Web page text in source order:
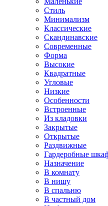
Стиль
Минимализм
Классические
Скандинавские
Современные
Форма
Высокие
Квадратные
Угловые
Низкие
Особенности
Встроенные
Из кладовки
Закрытые
Открытые
Раздвижные
Гардеробные
Назначение
В комнату
В нишу
В спальню
В частный дом